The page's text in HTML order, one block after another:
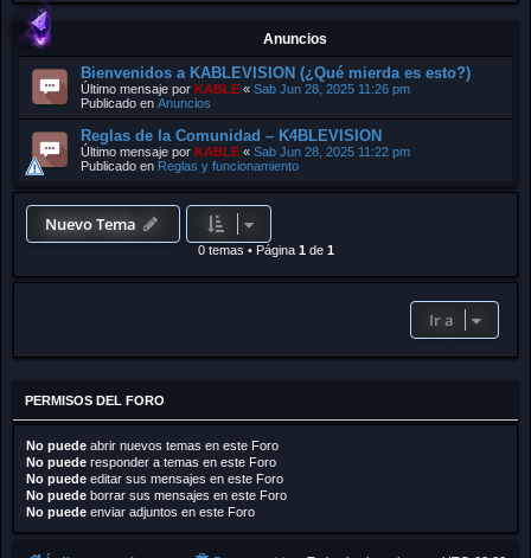
Anuncios
Bienvenidos a KABLEVISION (¿Qué mierda es esto?)
Último mensaje por KABLE « Sab Jun 28, 2025 11:26 pm
Publicado en Anuncios
Reglas de la Comunidad – K4BLEVISION
Último mensaje por KABLE « Sab Jun 28, 2025 11:22 pm
Publicado en Reglas y funcionamiento
Nuevo Tema
0 temas • Página 1 de 1
Ir a
PERMISOS DEL FORO
No puede abrir nuevos temas en este Foro
No puede responder a temas en este Foro
No puede editar sus mensajes en este Foro
No puede borrar sus mensajes en este Foro
No puede enviar adjuntos en este Foro